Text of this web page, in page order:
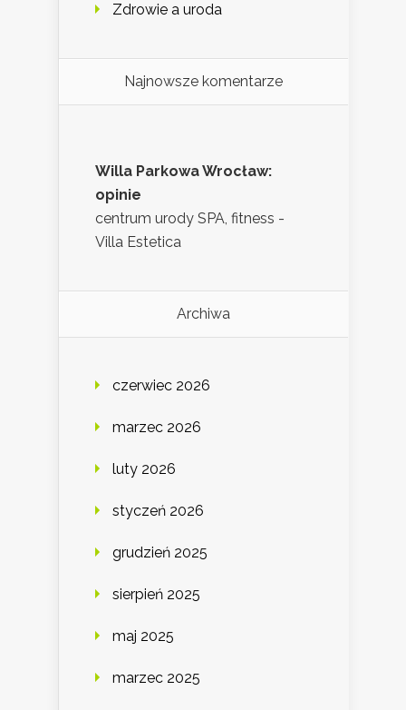
Zdrowie a uroda
Najnowsze komentarze
Willa Parkowa Wrocław:
opinie
centrum urody SPA, fitness -
Villa Estetica
Archiwa
czerwiec 2026
marzec 2026
luty 2026
styczeń 2026
grudzień 2025
sierpień 2025
maj 2025
marzec 2025